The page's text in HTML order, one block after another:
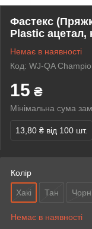
Фастекс
Plastic ацетал,
Немає в наявності
Код: WJ-QA
15 ₴
Мінімальна сума
13,80 ₴ від 100 шт.
Колір
Хакі Тан
Немає в наявності